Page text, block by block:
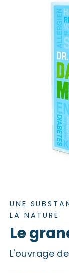
UNE
LA NATURE
Le
L'ouvrage